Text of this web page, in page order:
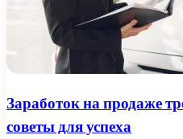
Заработок на продаже
советы для успеха